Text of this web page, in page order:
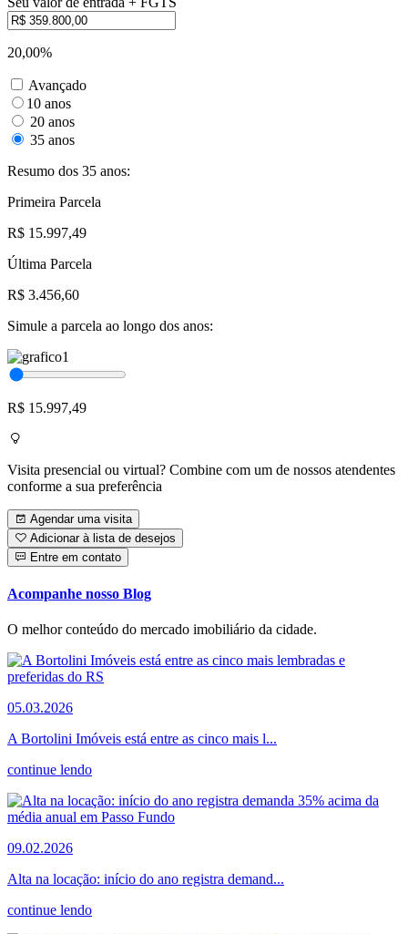
20,00%
Avançado
10 anos
20 anos
35 anos
Resumo dos 35 anos:
Primeira Parcela
R$ 15.997,49
Última Parcela
R$ 3.456,60
Simule a parcela ao longo dos anos:
R$ 15.997,49
Visita presencial ou virtual? Combine com um de nossos atendentes
conforme a sua preferência
Agendar uma visita
Adicionar à lista de desejos
Entre em contato
Acompanhe nosso Blog
O melhor conteúdo do mercado imobiliário da cidade.
05.03.2026
A Bortolini Imóveis está entre as cinco mais l...
continue lendo
09.02.2026
Alta na locação: início do ano registra demand...
continue lendo